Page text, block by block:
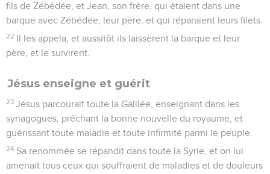
fils de Zébédée, et Jean, son frère, qui étaient dans une
barque avec Zébédée, leur père, et qui réparaient leurs filets.
22 Il les appela, et aussitôt ils laissèrent la barque et leur
père, et le suivirent.
Jésus enseigne et guérit
23 Jésus parcourait toute la Galilée, enseignant dans les
synagogues, prêchant la bonne nouvelle du royaume, et
guérissant toute maladie et toute infirmité parmi le peuple.
24 Sa renommée se répandit dans toute la Syrie, et on lui
amenait tous ceux qui souffraient de maladies et de douleurs